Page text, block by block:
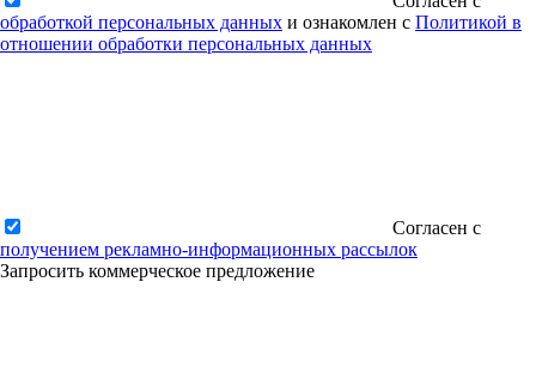
обработкой персональных данных и ознакомлен с Политикой в
отношении обработки персональных данных
Согласен с
получением рекламно-информационных рассылок
Запросить коммерческое предложение